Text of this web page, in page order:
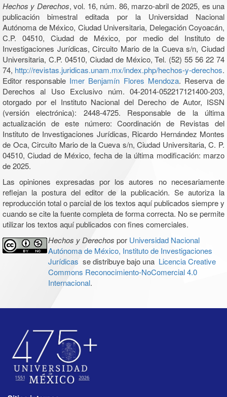
Hechos y Derechos, vol. 16, núm. 86, marzo-abril de 2025, es una
publicación bimestral editada por la Universidad Nacional
Autónoma de México, Ciudad Universitaria, Delegación Coyoacán,
C.P. 04510, Ciudad de México, por medio del Instituto de
Investigaciones Jurídicas, Circuito Mario de la Cueva s/n, Ciudad
Universitaria, C.P. 04510, Ciudad de México, Tel. (52) 55 56 22 74
74, http://revistas.juridicas.unam.mx/index.php/hechos-y-derechos.
Editor responsable Imer Benjamín Flores Mendoza. Reserva de
Derechos al Uso Exclusivo núm. 04-2014-052217121400-203,
otorgado por el Instituto Nacional del Derecho de Autor, ISSN
(versión electrónica): 2448-4725. Responsable de la última
actualización de este número: Coordinación de Revistas del
Instituto de Investigaciones Jurídicas, Ricardo Hernández Montes
de Oca, Circuito Mario de la Cueva s/n, Ciudad Universitaria, C. P.
04510, Ciudad de México, fecha de la última modificación: marzo
de 2025.
Las opiniones expresadas por los autores no necesariamente
reflejan la postura del editor de la publicación. Se autoriza la
reproducción total o parcial de los textos aquí publicados siempre y
cuando se cite la fuente completa de forma correcta. No se permite
utilizar los textos aquí publicados con fines comerciales.
Hechos y Derechos por Universidad Nacional
Autónoma de México, Instituto de Investigaciones
Jurídicas se distribuye bajo una Licencia Creative
Commons Reconocimiento-NoComercial 4.0
Internacional.